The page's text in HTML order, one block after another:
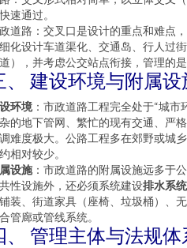
速通过。
道路：交叉口是设计的重点和难点
化设计车道渠化、交通岛、行人过
），并考虑公交站点衔接，管理的
、 建设环境与附属设
环境 ：市政道路工程完全处于“城
的地下管网、繁忙的现有交通、严
难度极大。公路工程多在郊野或城
相对较少。
设施：市政道路的附属设施远多于
性设施外，还必须系统建设排水系统
装、街道家具（座椅、垃圾桶）、
管廊或管线系统。
、 管理主体与法规体